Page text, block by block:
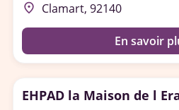
place Clamart, 92140
En savoir
EHPAD la Maison de l